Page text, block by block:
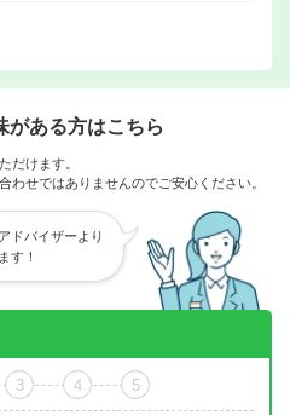
がある方はこちら
だけます。
わせではありませんのでご安心ください。
ドバイザーより
す！
3 4 5